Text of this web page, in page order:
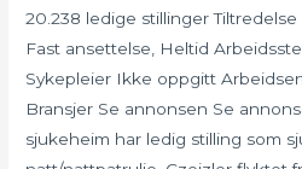
20.238 ledige stillinger
Fast ansettelse, Heltid
Sykepleier Ikke oppgitt
Bransjer Se annonsen Se
sjukeheim har ledig stilling som